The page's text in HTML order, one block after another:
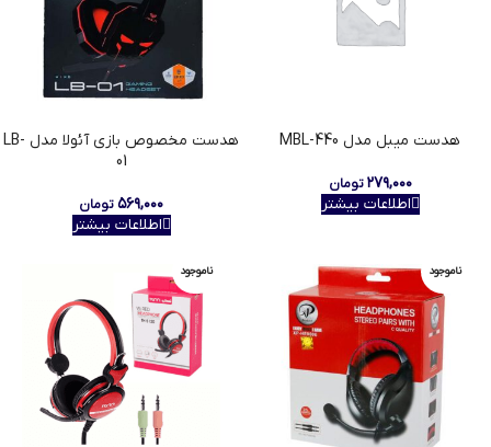
هدست میبل مدل MBL-440
۲۷۹,۰۰۰ تومان
اطلاعات بیشتر
هدست مخصوص بازی آئولا مدل LB-
01
۵۶۹,۰۰۰تومان
اطلاعات بیشتر
ناموجود ناموجود